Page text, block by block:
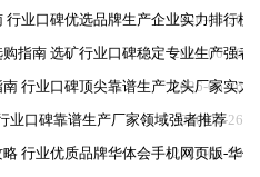
2026-06-26
业口碑优选品牌生产企业实力排行榜
2026-06-26
指南 选矿行业口碑稳定专业生产强者
2026-06-26
行业口碑顶尖靠谱生产龙头厂家实力
2026-06-26
业口碑靠谱生产厂家领域强者推荐
2026-06-26
行业优质品牌华体会手机网页版-华